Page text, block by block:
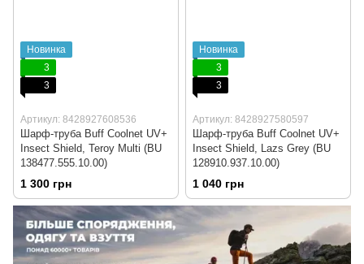
Новинка
3
3
Артикул: 8428927608536
Шарф-труба Buff Coolnet UV+
Insect Shield, Teroy Multi (BU
138477.555.10.00)
1 300 грн
Новинка
3
3
Артикул: 8428927580597
Шарф-труба Buff Coolnet UV+
Insect Shield, Lazs Grey (BU
128910.937.10.00)
1 040 грн